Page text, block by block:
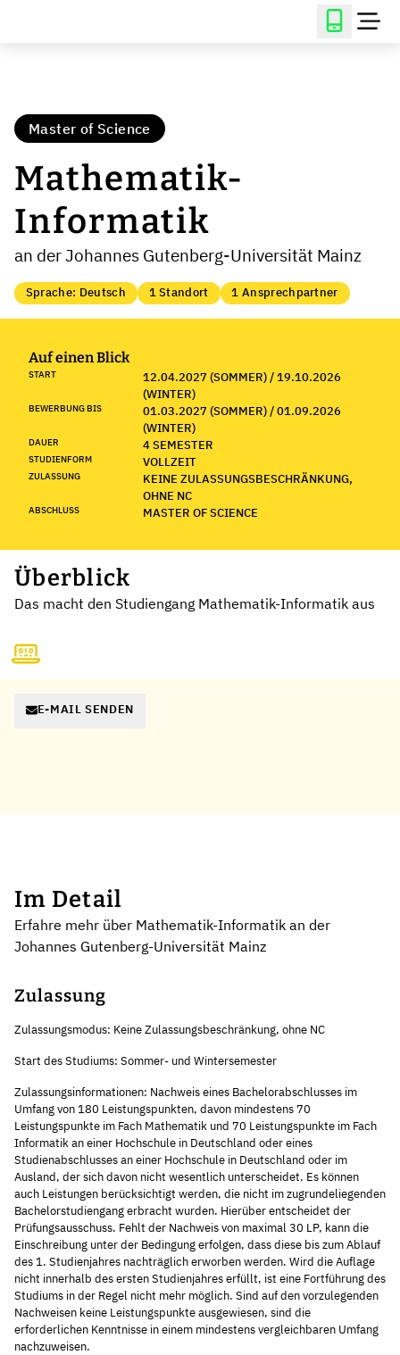
Master of Science
Mathematik-
Informatik
an der Johannes Gutenberg-Universität Mainz
Sprache: Deutsch 1 Standort 1 Ansprechpartner
Auf einen Blick
START
12.04.2027 (SOMMER) / 19.10.2026
(WINTER)
BEWERBUNG BIS
01.03.2027 (SOMMER) / 01.09.2026
(WINTER)
DAUER 4 SEMESTER
STUDIENFORM VOLLZEIT
ZULASSUNG
KEINE ZULASSUNGSBESCHRÄNKUNG,
OHNE NC
ABSCHLUSS MASTER OF SCIENCE
Überblick
Das macht den Studiengang Mathematik-Informatik aus
E-MAIL SENDEN
Im Detail
Erfahre mehr über Mathematik-Informatik an der
Johannes Gutenberg-Universität Mainz
Zulassung
Zulassungsmodus: Keine Zulassungsbeschränkung, ohne NC
Start des Studiums: Sommer- und Wintersemester
Zulassungsinformationen: Nachweis eines Bachelorabschlusses im
Umfang von 180 Leistungspunkten, davon mindestens 70
Leistungspunkte im Fach Mathematik und 70 Leistungspunkte im Fach
Informatik an einer Hochschule in Deutschland oder eines
Studienabschlusses an einer Hochschule in Deutschland oder im
Ausland, der sich davon nicht wesentlich unterscheidet. Es können
auch Leistungen berücksichtigt werden, die nicht im zugrundeliegenden
Bachelorstudiengang erbracht wurden. Hierüber entscheidet der
Prüfungsausschuss. Fehlt der Nachweis von maximal 30 LP, kann die
Einschreibung unter der Bedingung erfolgen, dass diese bis zum Ablauf
des 1. Studienjahres nachträglich erworben werden. Wird die Auflage
nicht innerhalb des ersten Studienjahres erfüllt, ist eine Fortführung des
Studiums in der Regel nicht mehr möglich. Sind auf den vorzulegenden
Nachweisen keine Leistungspunkte ausgewiesen, sind die
erforderlichen Kenntnisse in einem mindestens vergleichbaren Umfang
nachzuweisen.